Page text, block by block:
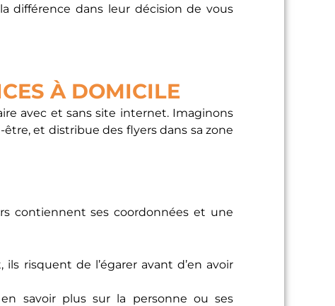
différence dans leur décision de vous
À DOMICILE
avec et sans site internet. Imaginons
et distribue des flyers dans sa zone
contiennent ses coordonnées et une
risquent de l’égarer avant d’en avoir
savoir plus sur la personne ou ses